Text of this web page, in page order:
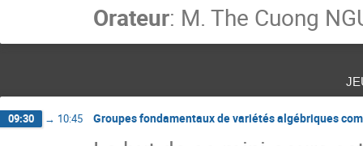
Orateur: M. The Cuong
09:30 → 10:45 Groupes fondamentaux de variétés algébriques